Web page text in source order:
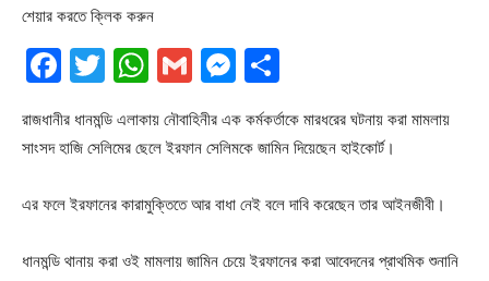
শেয়ার করতে ক্লিক করুন
Facebook
Twitter
WhatsApp
GmailMessenger
রাজধানীর ধানমন্ডি এলাকায় নৌবাহিনীর এক কর্মকর্তাকে মারধরের ঘটনায় করা মামলায়
সাংসদ হাজি সেলিমের ছেলে ইরফান সেলিমকে জামিন দিয়েছেন হাইকোর্ট।
এর ফলে ইরফানের কারামুক্তিতে আর বাধা নেই বলে দাবি করেছেন তার আইনজীবী।
ধানমন্ডি থানায় করা ওই মামলায় জামিন চেয়ে ইরফানের করা আবেদনের প্রাথমিক শুনানি